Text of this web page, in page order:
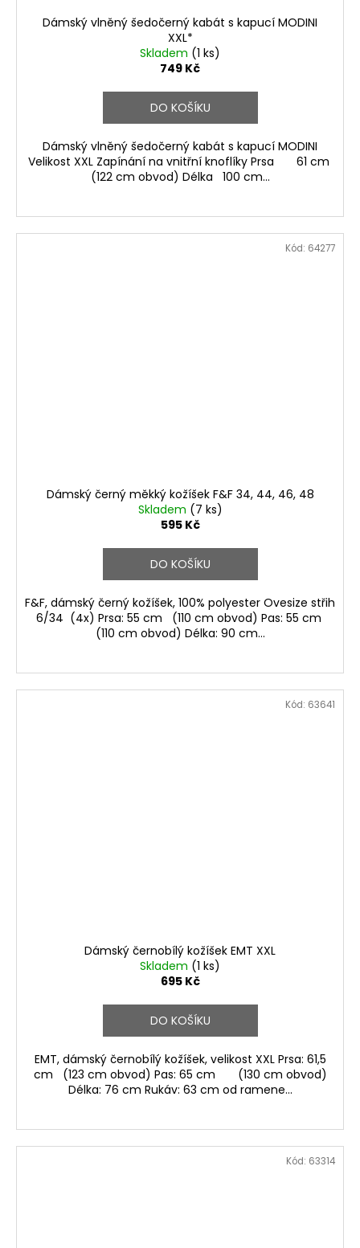
Dámský vlněný šedočerný kabát s kapucí MODINI
XXL*
Skladem (1 ks)
749 Kč
DO KOŠÍKU
Dámský vlněný šedočerný kabát s kapucí MODINI
Velikost XXL Zapínání na vnitřní knoflíky Prsa 61 cm
(122 cm obvod) Délka 100 cm...
Dámský černý měkký kožíšek F&F 34, 44, 46, 48
Skladem (7 ks)
595 Kč
DO KOŠÍKU
F&F, dámský černý kožíšek, 100% polyester Ovesize střih
6/34 (4x) Prsa: 55 cm (110 cm obvod) Pas: 55 cm
(110 cm obvod) Délka: 90 cm...
Kód: 64277
Dámský černobílý kožíšek EMT XXL
Skladem (1 ks)
695 Kč
DO KOŠÍKU
EMT, dámský černobílý kožíšek, velikost XXL Prsa: 61,5
cm (123 cm obvod) Pas: 65 cm (130 cm obvod)
Délka: 76 cm Rukáv: 63 cm od ramene...
Kód: 63641
Kód: 63314